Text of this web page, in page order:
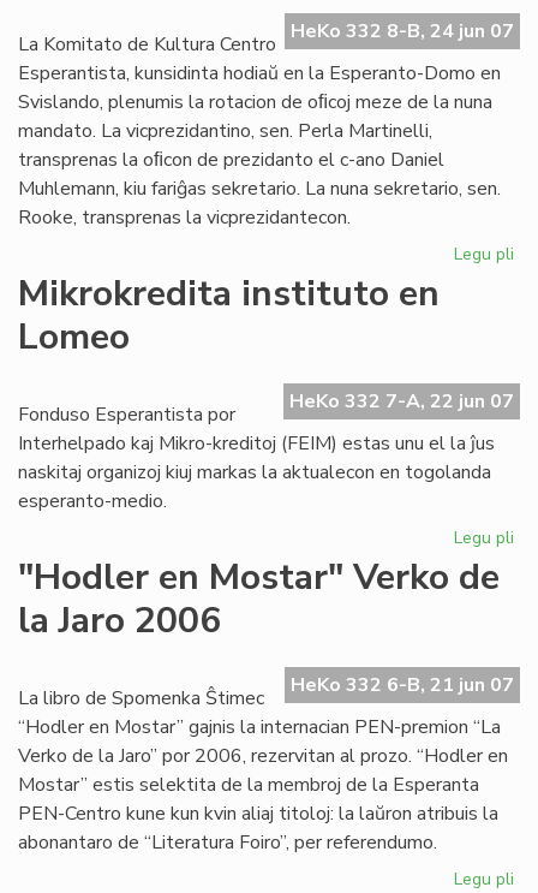
HeKo 332 8-B, 24 jun 07
La Komitato de Kultura Centro
Esperantista, kunsidinta hodiaŭ en la Esperanto-Domo en
Svislando, plenumis la rotacion de oﬁcoj meze de la nuna
mandato. La vicprezidantino, sen. Perla Martinelli,
transprenas la oﬁcon de prezidanto el c-ano Daniel
Muhlemann, kiu fariĝas sekretario. La nuna sekretario, sen.
Rooke, transprenas la vicprezidantecon.
Legu pli
Mikrokredita instituto en
Lomeo
HeKo 332 7-A, 22 jun 07
Fonduso Esperantista por
Interhelpado kaj Mikro-kreditoj (FEIM) estas unu el la ĵus
naskitaj organizoj kiuj markas la aktualecon en togolanda
esperanto-medio.
Legu pli
"Hodler en Mostar" Verko de
la Jaro 2006
HeKo 332 6-B, 21 jun 07
La libro de Spomenka Ŝtimec
“Hodler en Mostar” gajnis la internacian PEN-premion “La
Verko de la Jaro” por 2006, rezervitan al prozo. “Hodler en
Mostar” estis selektita de la membroj de la Esperanta
PEN-Centro kune kun kvin aliaj titoloj: la laŭron atribuis la
abonantaro de “Literatura Foiro”, per referendumo.
Legu pli